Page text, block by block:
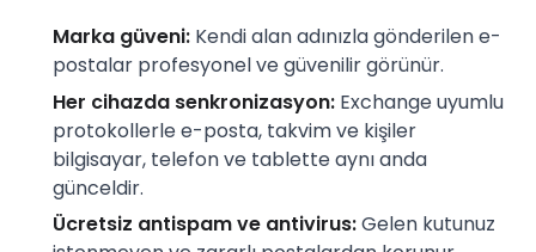
Marka güveni: Kendi alan adınızla gönderilen e-
postalar profesyonel ve güvenilir görünür.
Her cihazda senkronizasyon: Exchange uyumlu
protokollerle e-posta, takvim ve kişiler
bilgisayar, telefon ve tablette aynı anda
günceldir.
Ücretsiz antispam ve antivirus:Gelen kutunuz